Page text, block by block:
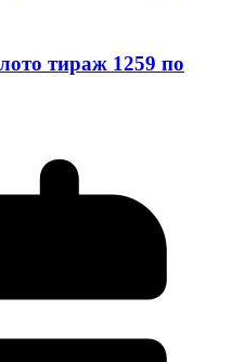
тираж 1259 по